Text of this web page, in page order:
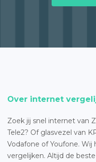
Over internet
Zoek jij snel internet van
Tele2? Of glasvezel van
Vodafone of Youfone.
vergelijken. Altijd de